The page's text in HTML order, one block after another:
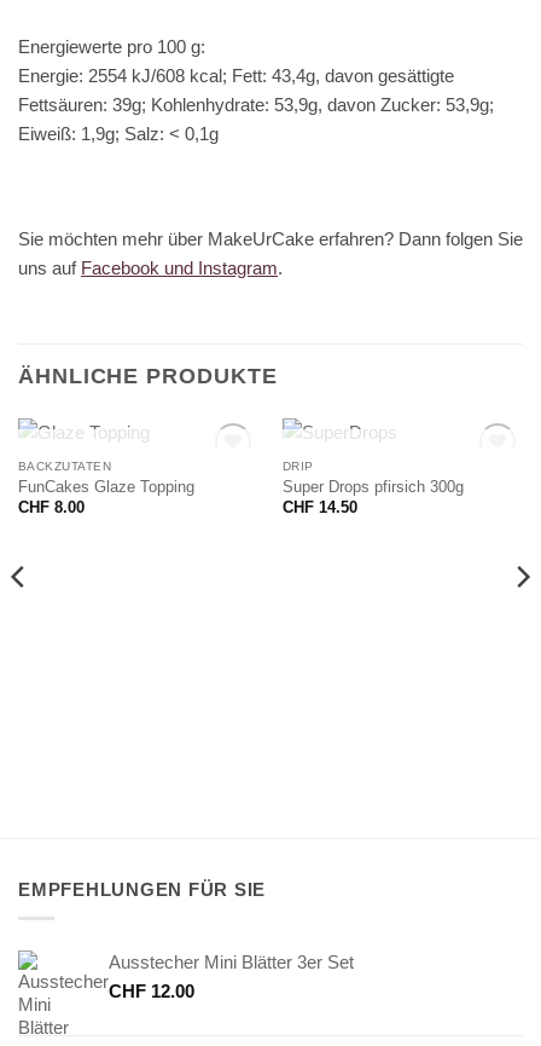
Energiewerte pro 100 g:
Energie: 2554 kJ/608 kcal; Fett: 43,4g, davon gesättigte
Fettsäuren: 39g; Kohlenhydrate: 53,9g, davon Zucker: 53,9g;
Eiweiß: 1,9g; Salz: < 0,1g
Sie möchten mehr über MakeUrCake erfahren? Dann folgen Sie
uns auf Facebook und Instagram.
ÄHNLICHE PRODUKTE
NICHT VORRÄTIG
BACKZUTATEN
FunCakes Glaze Topping
CHF8.00
DRIP
Super Drops pfirsich 300g
CHF14.50
EMPFEHLUNGEN FÜR SIE
Ausstecher Mini Blätter 3er Set
CHF 12.00